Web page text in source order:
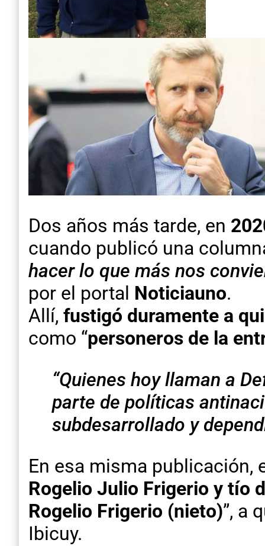
Dos años más tarde, en
cuando publicó una
hacer lo que más nos
por el portal Noticiauno.
Allí, fustigó duramente a
como “personeros de la
“Quienes hoy llaman a
parte de políticas
subdesarrollado y
En esa misma publicación,
Rogelio Julio Frigerio y tío
Rogelio Frigerio (nieto)”, a
Ibicuy.